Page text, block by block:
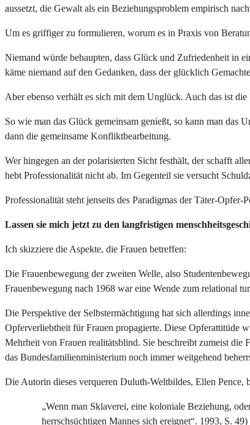
aussetzt, die Gewalt als ein Beziehungsproblem empirisch
Um es griffiger zu formulieren, worum es in Praxis von
Niemand würde behaupten, dass Glück und Zufriedenheit in
käme niemand auf den Gedanken, dass der glücklich
Aber ebenso verhält es sich mit dem Unglück. Auch das ist
So wie man das Glück gemeinsam genießt, so kann man das
dann die gemeinsame Konfliktbearbeitung.
Wer hingegen an der polarisierten Sicht festhält, der schafft
hebt Professionalität nicht ab. Im Gegenteil sie versucht
Professionalität steht jenseits des Paradigmas der Täter-
Lassen sie mich jetzt zu den langfristigen
Ich skizziere die Aspekte, die Frauen betreffen:
Die Frauenbewegung der zweiten Welle, also
Frauenbewegung nach 1968 war eine Wende zum relational
Die Perspektive der Selbstermächtigung hat sich allerdings
Opferverliebtheit für Frauen propagierte. Diese Opferattitüde
Mehrheit von Frauen realitätsblind. Sie beschreibt zumeist
das Bundesfamilienministerium noch immer weitgehend
Die Autorin dieses verqueren Duluth-Weltbildes, Ellen Pence,
„Wenn man Sklaverei, eine koloniale Beziehung,
herrschsüchtigen Mannes sich ereignet“. 1993, S. 49)